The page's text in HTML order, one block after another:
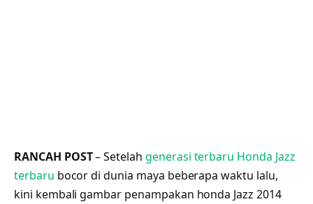
RANCAH POST– Setelah generasi terbaru Honda Jazz
terbaru bocor di dunia maya beberapa waktu lalu,
kini kembali gambar penampakan honda Jazz 2014